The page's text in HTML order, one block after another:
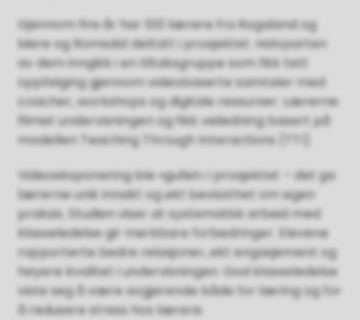
Gjennom fire år har 100 lærere fra Rogaland og
Møre og Romsdal deltatt i prosjektet. Halvparten
av dem inngikk i en tiltaksgruppe som fikk tett
oppfølging gjennom videobaserte samtaler med
coacher, workshops og digitale ressurser. Lærerne
filmet undervisningen og fikk veiledning basert på
modellen Teaching Through Interactions (TTI).
Videoeksponering ble «gullet» i prosjektet – det ga
lærerne unik innsikt og økt bevissthet om egen
praksis. Studien viser at systematisk arbeid med
klasseledelse gir merkbare forbedringer. Elevene
rapporterte bedre relasjoner, økt engasjement og
høyere kvalitet i undervisningen. God klasseledelse
viste seg å være avgjørende både for læring og for
å redusere stress hos lærere.